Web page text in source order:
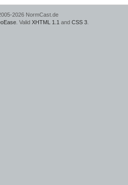
2026 NormCast.de
. Valid XHTML 1.1 and CSS 3